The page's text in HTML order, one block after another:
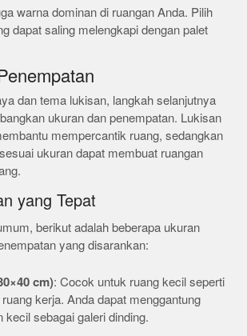
warna dominan di ruangan Anda. Pilih
dapat saling melengkapi dengan palet
dan tema lukisan, langkah selanjutnya
ukuran dan penempatan. Lukisan
mempercantik ruang, sedangkan
ukuran dapat membuat ruangan
yang Tepat
berikut adalah beberapa ukuran
yang disarankan:
cm): Cocok untuk ruang kecil seperti
kerja. Anda dapat menggantung
kecil sebagai galeri dinding.